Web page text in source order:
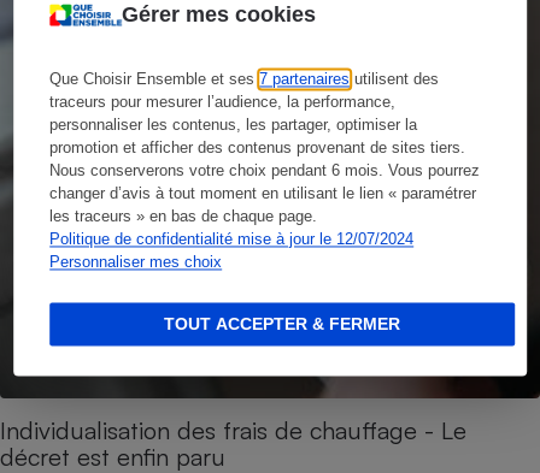
Gérer mes cookies
Que Choisir Ensemble et ses7 partenaires utilisent des
traceurs pour mesurer l’audience, la performance,
personnaliser les contenus, les partager, optimiser la
promotion et afficher des contenus provenant de sites tiers.
Nous conserverons votre choix pendant 6 mois. Vous pourrez
changer d’avis à tout moment en utilisant le lien « paramétrer
les traceurs » en bas de chaque page.
Politique de confidentialité mise à jour le 12/07/2024
Personnaliser mes choix
TOUT ACCEPTER & FERMER
Individualisation des frais de chauffage - Le
décret est enfin paru